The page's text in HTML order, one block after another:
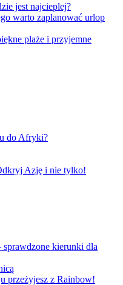
jest najcieplej?
warto zaplanować urlop
plaże i przyjemne
do Afryki?
Azję i nie tylko!
kierunki dla
przeżyjesz z Rainbow!